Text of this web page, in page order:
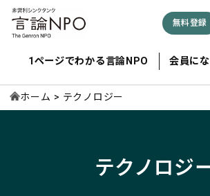
無料登録
1ページでわかる言論NPO 会員に
ホーム テクノロジー
テクノロジ